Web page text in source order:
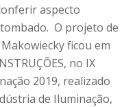
aspecto
O projeto de
ficou em
no IX
2019, realizado
de Iluminação,